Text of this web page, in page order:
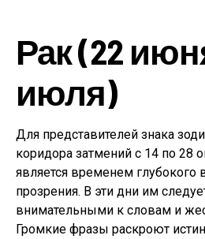
Рак (22
июля)
Для представителей знака
коридора затмений с 14 по 28
является временем глубокого
прозрения. В эти дни им
внимательными к словам и
Громкие фразы раскроют